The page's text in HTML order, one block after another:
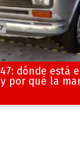
dónde está
por qué la